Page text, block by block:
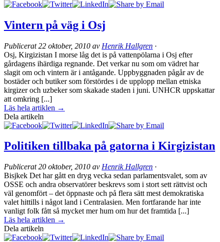
Vintern på väg i Osj
Publicerat22 oktober, 2010 av Henrik Hallgren ·
Osj, Kirgizistan I morse låg det is på vattenpölarna i Osj efter
gårdagens ihärdiga regnande. Det verkar nu som om vädret har
slagit om och vintern är i antågande. Uppbyggnaden pågår av de
bostäder och butiker som förstördes i de upplopp mellan etniska
kirgizer och uzbeker som skakade staden i juni. UNHCR uppskattar
att omkring [...]
Läs hela artiklen →
Dela artikeln
Politiken tillbaka på gatorna i Kirgizistan
Publicerat20 oktober, 2010 av Henrik Hallgren ·
Bisjkek Det har gått en dryg vecka sedan parlamentsvalet, som av
OSSE och andra observatörer beskrevs som i stort sett rättvist och
väl genomfört – det öppnaste och på flera sätt mest demokratiska
valet hittills i något land i Centralasien. Men fortfarande har inte
vanligt folk fått så mycket mer hum om hur det framtida [...]
Läs hela artiklen →
Dela artikeln